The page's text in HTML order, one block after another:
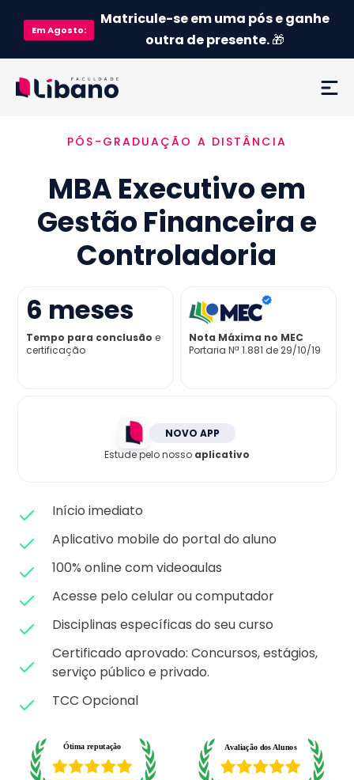
EmAgosto:
Matricule-se em uma pós e ganhe
outra de presente.🎁
Ementa
Como funciona
Credenciamento MEC
Já sou aluno
PÓS-GRADUAÇÃO A DISTÂNCIA
MBA Executivo em
Gestão Financeira e
Controladoria
6 meses
Tempo para conclusão e
certificação
Nota Máxima no MEC
Portaria Nª 1.881 de 29/10/19
NOVO APP
Estude pelo nosso aplicativo
Início imediato
Aplicativo mobile do portal do aluno
100% online com videoaulas
Acesse pelo celular ou computador
Disciplinas específicas do seu curso
Certificado aprovado: Concursos, estágios,
serviço público e privado.
TCC Opcional